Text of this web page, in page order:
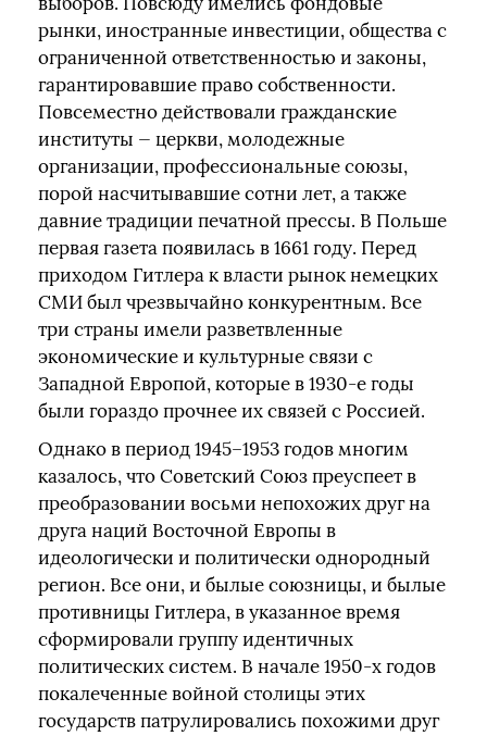
рынки, иностранные инвестиции, общества с
ограниченной ответственностью и законы,
гарантировавшие право собственности.
Повсеместно действовали гражданские
институты — церкви, молодежные
организации, профессиональные союзы,
порой насчитывавшие сотни лет, а также
давние традиции печатной прессы. В Польше
первая газета появилась в 1661 году. Перед
приходом Гитлера к власти рынок немецких
СМИ был чрезвычайно конкурентным. Все
три страны имели разветвленные
экономические и культурные связи с
Западной Европой, которые в 1930-е годы
были гораздо прочнее их связей с Россией.
Однако в период 1945–1953 годов многим
казалось, что Советский Союз преуспеет в
преобразовании восьми непохожих друг на
друга наций Восточной Европы в
идеологически и политически однородный
регион. Все они, и былые союзницы, и былые
противницы Гитлера, в указанное время
сформировали группу идентичных
политических систем. В начале 1950-х годов
покалеченные войной столицы этих
государств патрулировались похожими друг